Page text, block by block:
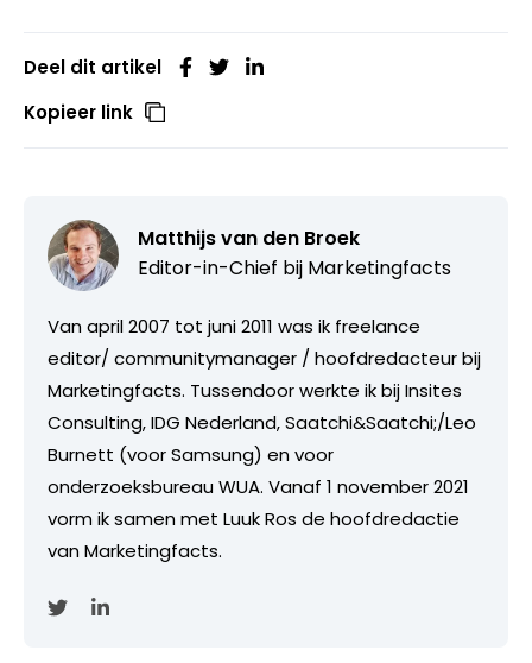
Deel dit artikel
Kopieer link
Matthijs van den Broek
Editor-in-Chief bij Marketingfacts
Van april 2007 tot juni 2011 was ik freelance
editor/ communitymanager / hoofdredacteur bij
Marketingfacts. Tussendoor werkte ik bij Insites
Consulting, IDG Nederland, Saatchi&Saatchi;/Leo
Burnett (voor Samsung) en voor
onderzoeksbureau WUA. Vanaf 1 november 2021
vorm ik samen met Luuk Ros de hoofdredactie
van Marketingfacts.